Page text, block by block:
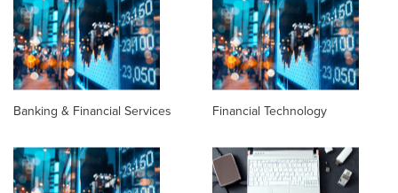
Banking & Financial Services Financial Technology